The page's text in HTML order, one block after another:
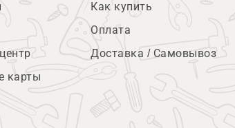
карты
Как купить
Оплата
Доставка / Самовывоз